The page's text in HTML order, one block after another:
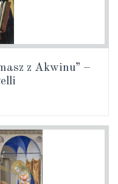
z Akwinu” –